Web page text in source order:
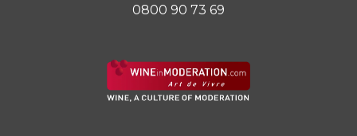
0800 90 73 69